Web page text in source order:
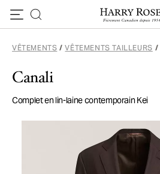
VÊTEMENTS / VÊTEMENTS TAILLEURS /
Canali
Complet en lin-laine contemporain Kei